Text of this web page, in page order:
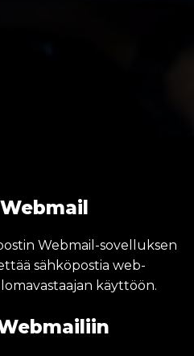
Webmail-sovelluksen
sähköpostia web-
käyttöön.